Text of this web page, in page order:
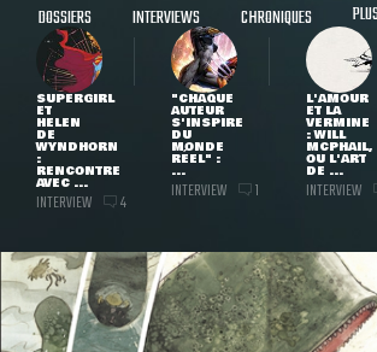
DOSSIERS INTERVIEWS CHRONIQUES
SUPERGIRL
ET
HELEN
DE
WYNDHORN
:
RENCONTRE
AVEC ...
INTERVIEW 4
"CHAQUE
AUTEUR
S'INSPIRE
DU
MONDE
RÉEL" :
...
INTERVIEW 1
L'AMOUR
ET LA
VERMINE
: WILL
MCPHAIL,
OU L'ART
DE ...
INTERVIEW